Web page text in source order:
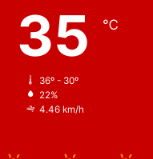
35 ℃
36º - 30º
22%
4.46 km/h